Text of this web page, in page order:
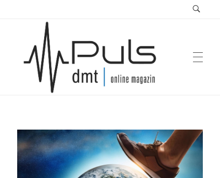
Puls Magazin